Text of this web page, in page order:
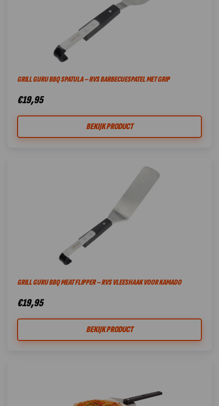
GRILL GURU BBQ SPATULA – RVS BARBECUESPATEL MET GRIP
€19,95
BEKIJK PRODUCT
GRILL GURU BBQ MEAT FLIPPER – RVS VLEESHAAK VOOR KAMADO
€19,95
BEKIJK PRODUCT